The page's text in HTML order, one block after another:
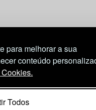
para melhorar a sua
conteúdo
Todos